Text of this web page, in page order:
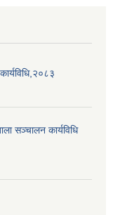
सञ्चालन कार्यविधि